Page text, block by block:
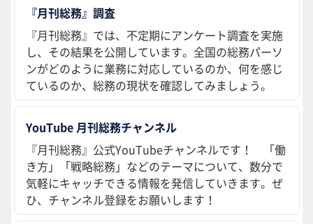
『月刊総務』調査
『月刊総務』では、不定期にアンケート調査を実施
し、その結果を公開しています。全国の総務パーソ
ンがどのように業務に対応しているのか、何を感じ
ているのか、総務の現状を確認してみましょう。
YouTube 月刊総務チャンネル
『月刊総務』公式YouTubeチャンネルです！ 「働
き方」「戦略総務」などのテーマについて、数分で
気軽にキャッチできる情報を発信していきます。ぜ
ひ、チャンネル登録をお願いします！